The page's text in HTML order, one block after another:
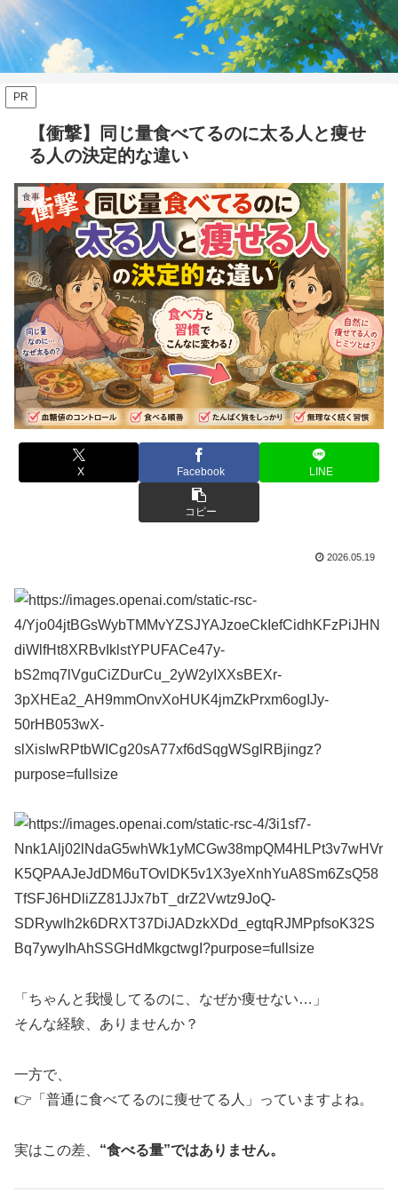
PR
【衝撃】同じ量食べてるのに太る人と痩せ
る人の決定的な違い
食事
X Facebook LINE
コピー
2026.05.19
「ちゃんと我慢してるのに、なぜか痩せない…」
そんな経験、ありませんか？
一方で、
👉「普通に食べてるのに痩せてる人」っていますよね。
実はこの差、 “食べる量”ではありません。